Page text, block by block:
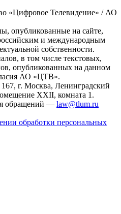
«Цифровое Телевидение» / АО
опубликованные на сайте,
и международным
собственности.
в том числе текстовых,
опубликованных на данном
АО «ЦТВ».
г. Москва, Ленинградский
XXII, комната 1.
обращений — law@tlum.ru
обработки персональных